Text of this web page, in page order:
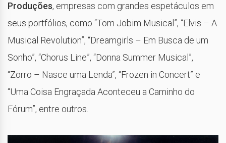
Produções, empresas com grandes espetáculos em
seus portfólios, como “Tom Jobim Musical”, “Elvis – A
Musical Revolution”, “Dreamgirls – Em Busca de um
Sonho”, “Chorus Line”, “Donna Summer Musical”,
“Zorro – Nasce uma Lenda”, “Frozen in Concert” e
“Uma Coisa Engraçada Aconteceu a Caminho do
Fórum”, entre outros.